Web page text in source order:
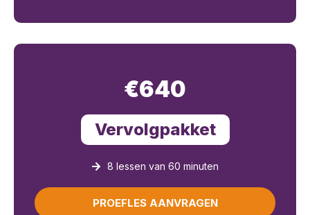
€640
Vervolgpakket
8 lessen van 60 minuten
PROEFLES AANVRAGEN